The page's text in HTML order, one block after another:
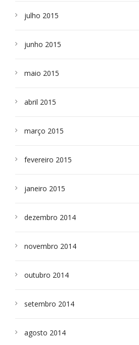
julho 2015
junho 2015
maio 2015
abril 2015
março 2015
fevereiro 2015
janeiro 2015
dezembro 2014
novembro 2014
outubro 2014
setembro 2014
agosto 2014